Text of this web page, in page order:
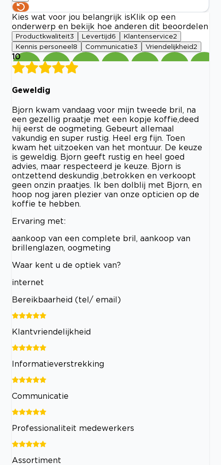
Kies wat voor jou belangrijk is Klik op een
onderwerp en bekijk hoe anderen dit beoordelen
Productkwaliteit3 Levertijd 6 Klantenservice2
Kennis personeel 8 Communicatie3 Vriendelijkheid2
10
Geweldig
Bjorn kwam vandaag voor mijn tweede bril, na
een gezellig praatje met een kopje koffie,deed
hij eerst de oogmeting. Gebeurt allemaal
vakundig en super rustig. Heel erg fijn. Toen
kwam het uitzoeken van het montuur. De keuze
is geweldig. Bjorn geeft rustig en heel goed
advies, maar respecteerd je keuze. Bjorn is
ontzettend deskundig ,betrokken en verkoopt
geen onzin praatjes. Ik ben dolblij met Bjorn, en
hoop nog jaren plezier van onze opticien op de
koffie te hebben.
Ervaring met:
aankoop van een complete bril, aankoop van
brillenglazen, oogmeting
Waar kent u de optiek van?
internet
Bereikbaarheid (tel/ email)
Klantvriendelijkheid
Informatieverstrekking
Communicatie
Professionaliteit medewerkers
Assortiment